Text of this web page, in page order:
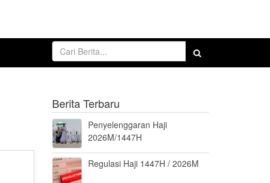
Berita Terbaru
Penyelenggaran Haji
2026M/1447H
Regulasi Haji 1447H / 2026M